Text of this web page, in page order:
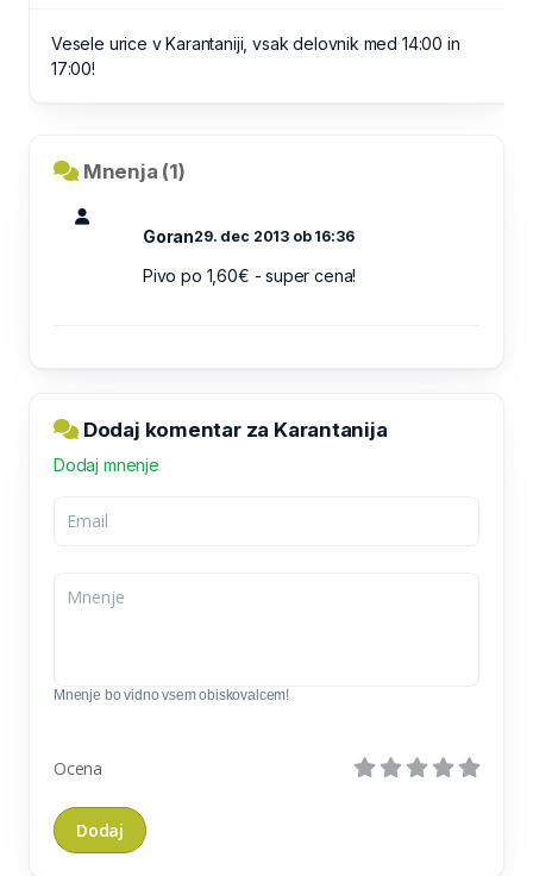
Vesele urice v Karantaniji, vsak delovnik med 14:00 in
17:00!
Mnenja (1)
Goran29. dec 2013 ob 16:36
Pivo po 1,60€ - super cena!
Dodaj komentar za Karantanija
Dodaj mnenje
Mnenje bo vidno vsem obiskovalcem!
Ocena